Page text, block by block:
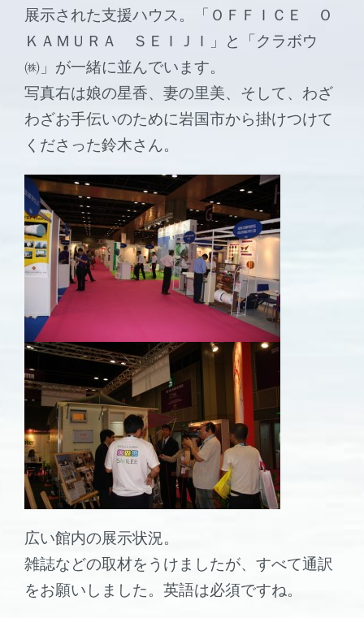
展示された支援ハウス。「ＯＦＦＩＣＥ Ｏ
ＫＡＭＵＲＡ ＳＥＩＪＩ」と「クラボウ
㈱」が一緒に並んでいます。
写真右は娘の星香、妻の里美、そして、わざ
わざお手伝いのために岩国市から掛けつけて
くださった鈴木さん。
広い館内の展示状況。
雑誌などの取材をうけましたが、すべて通訳
をお願いしました。英語は必須ですね。